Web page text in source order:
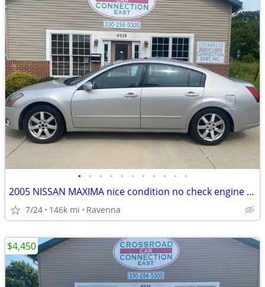
• • • • • • • • • • •
2005 NISSAN MAXIMA nice condition no check engine light drives great!
7/24 146k mi Ravenna
$4,450